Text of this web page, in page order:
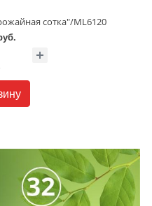
сотка"/ML6120